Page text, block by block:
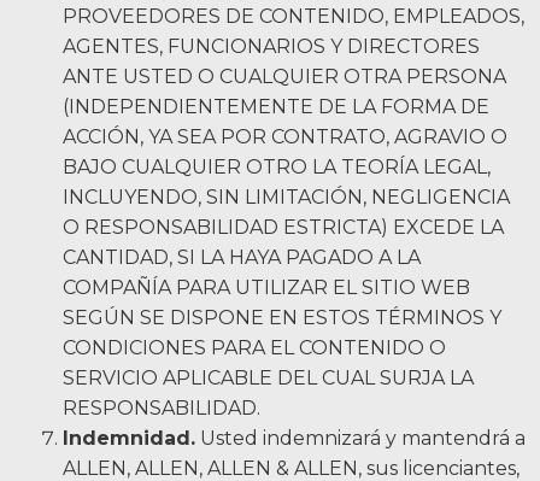
PROVEEDORES DE CONTENIDO, EMPLEADOS,
AGENTES, FUNCIONARIOS Y DIRECTORES
ANTE USTED O CUALQUIER OTRA PERSONA
(INDEPENDIENTEMENTE DE LA FORMA DE
ACCIÓN, YA SEA POR CONTRATO, AGRAVIO O
BAJO CUALQUIER OTRO LA TEORÍA LEGAL,
INCLUYENDO, SIN LIMITACIÓN, NEGLIGENCIA
O RESPONSABILIDAD ESTRICTA) EXCEDE LA
CANTIDAD, SI LA HAYA PAGADO A LA
COMPAÑÍA PARA UTILIZAR EL SITIO WEB
SEGÚN SE DISPONE EN ESTOS TÉRMINOS Y
CONDICIONES PARA EL CONTENIDO O
SERVICIO APLICABLE DEL CUAL SURJA LA
RESPONSABILIDAD.
Indemnidad. Usted indemnizará y mantendrá a
ALLEN, ALLEN, ALLEN & ALLEN, sus licenciantes,